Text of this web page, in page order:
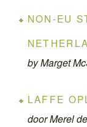
NON-EU
by Marget
LAFFE
door Merel